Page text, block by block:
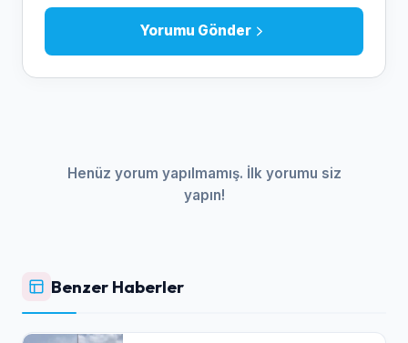
Yorumu Gönder
Henüz yorum yapılmamış. İlk yorumu siz
yapın!
Benzer Haberler